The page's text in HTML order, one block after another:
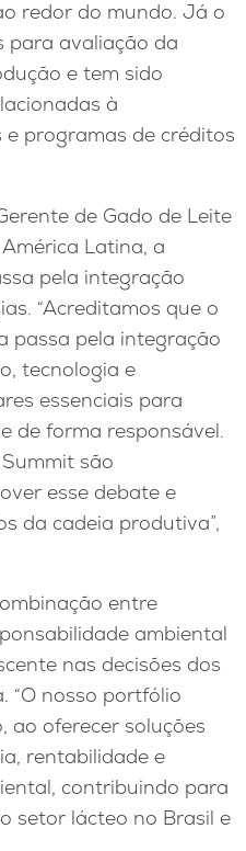
redor do mundo. Já o
para avaliação da
e tem sido
à
programas de créditos
de Gado de Leite
Latina, a
pela integração
“Acreditamos que o
passa pela integração
tecnologia e
essenciais para
de forma responsável.
são
esse debate e
da cadeia produtiva”,
entre
ambiental
nas decisões dos
“O nosso portfólio
ao oferecer soluções
rentabilidade e
contribuindo para
setor lácteo no Brasil e